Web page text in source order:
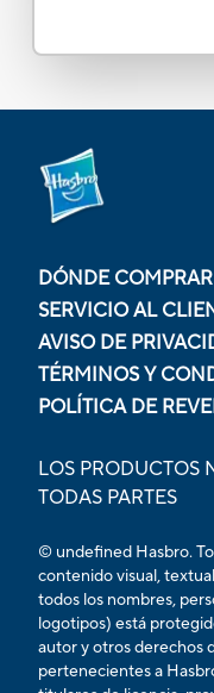
DÓNDE COMPRAR
SERVICIO AL
AVISO DE
TÉRMINOS Y
POLÍTICA DE
LOS PRODUCTOS
TODAS PARTES
© undefined Hasbro.
contenido visual,
todos los nombres,
logotipos) está
autor y otros derechos
pertenecientes a